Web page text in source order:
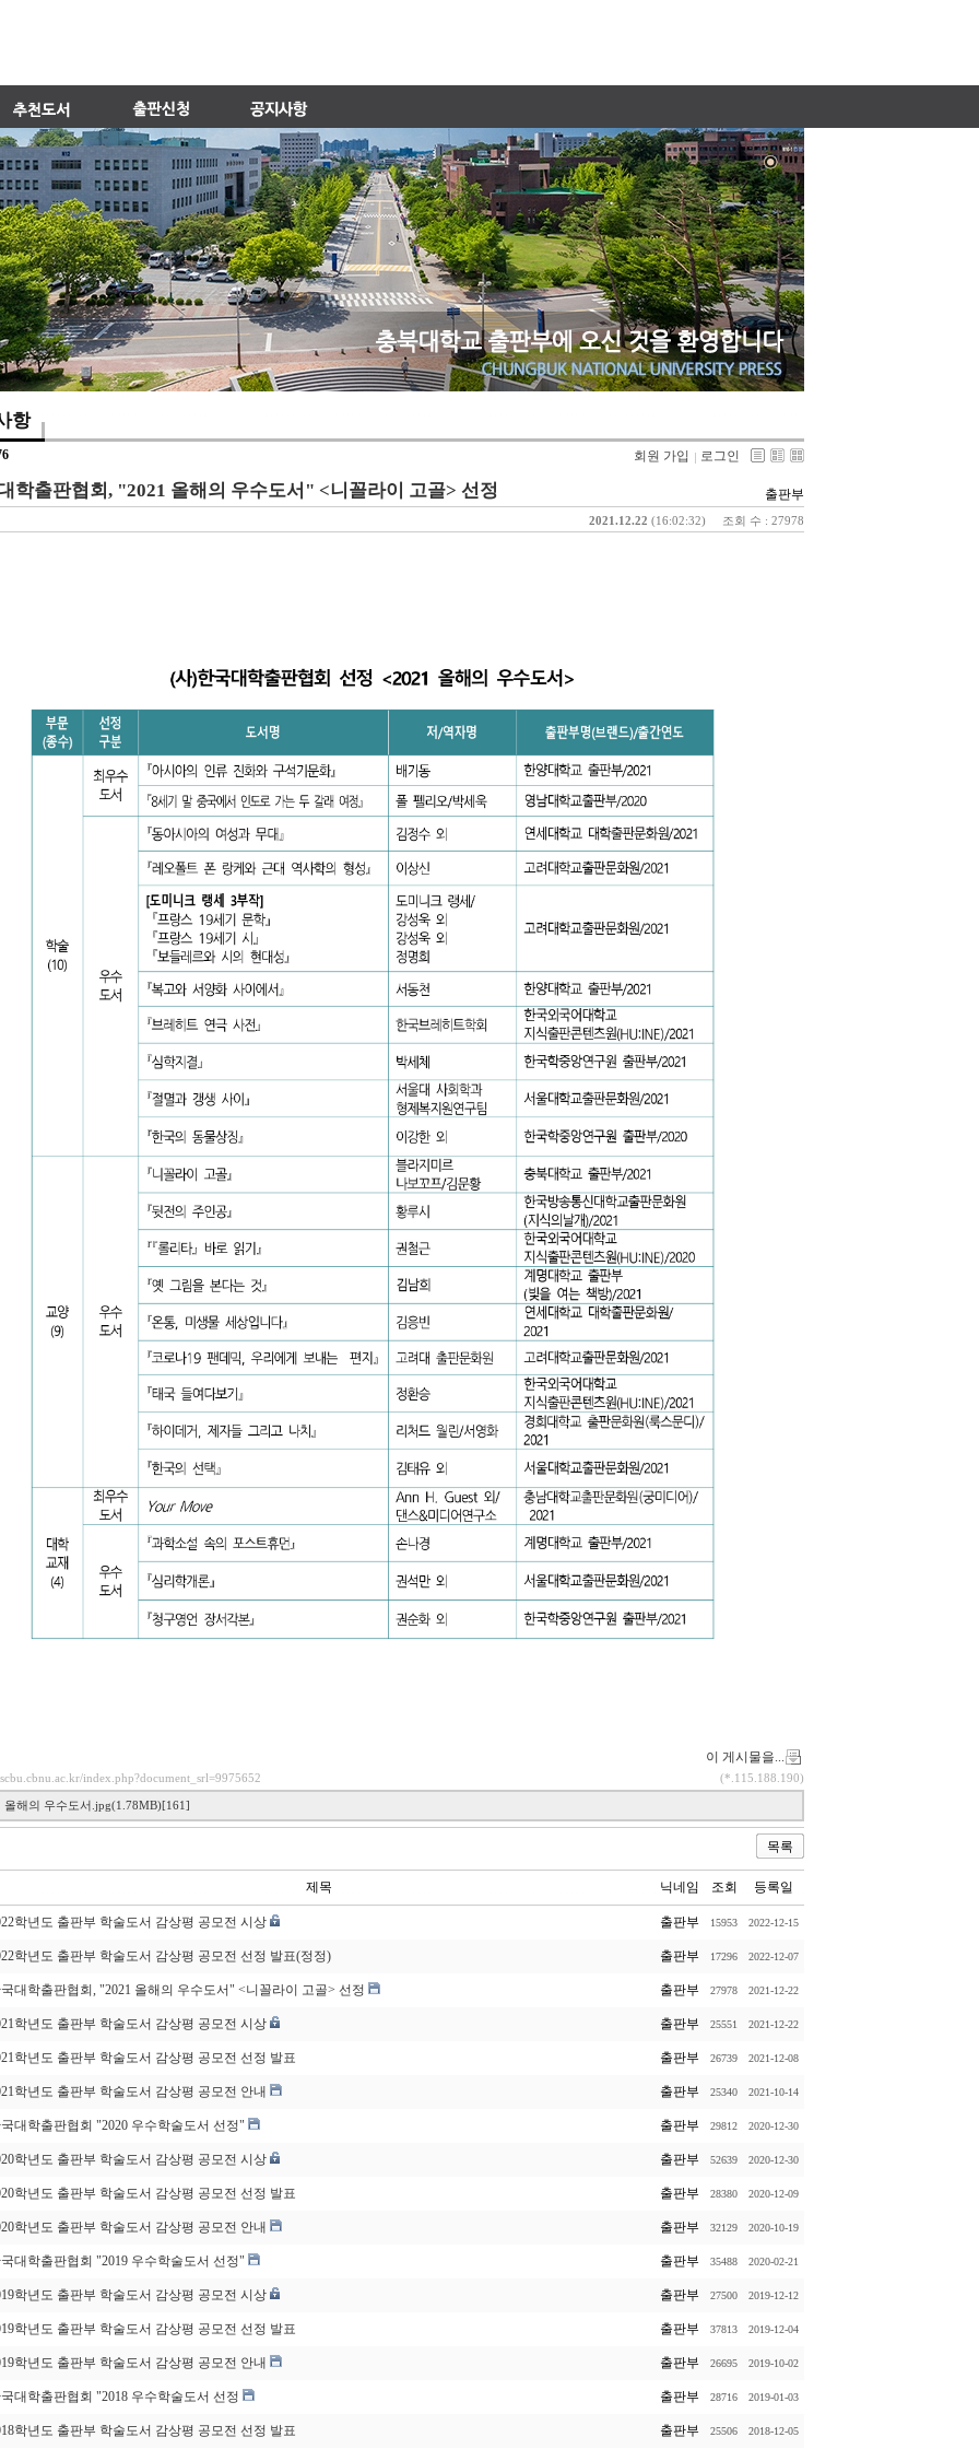
항
회원 가입 로그인
학출판협회, "2021 올해의 우수도서" <니꼴라이 고골> 선정 출판부
조회 수 : 27978
2021.12.22 (16:02:32)
이 게시물을...
index.php?document_srl=9975652 (*.115.188.190)
올해의 우수도서.jpg(1.78MB)[161]
목록
제목 닉네임 조회 등록일
학년도 출판부 학술도서 감상평 공모전 시상 출판부 15953 2022-12-15
학년도 출판부 학술도서 감상평 공모전 선정 발표(정정) 출판부 17296 2022-12-07
대학출판협회, "2021 올해의 우수도서" <니꼴라이 고골> 선정 출판부 27978 2021-12-22
학년도 출판부 학술도서 감상평 공모전 시상 출판부 25551 2021-12-22
학년도 출판부 학술도서 감상평 공모전 선정 발표 출판부 26739 2021-12-08
학년도 출판부 학술도서 감상평 공모전 안내 출판부 25340 2021-10-14
대학출판협회 "2020 우수학술도서 선정" 출판부 29812 2020-12-30
학년도 출판부 학술도서 감상평 공모전 시상 출판부 52639 2020-12-30
학년도 출판부 학술도서 감상평 공모전 선정 발표 출판부 28380 2020-12-09
학년도 출판부 학술도서 감상평 공모전 안내 출판부 32129 2020-10-19
대학출판협회 "2019 우수학술도서 선정" 출판부 35488 2020-02-21
학년도 출판부 학술도서 감상평 공모전 시상 출판부 27500 2019-12-12
학년도 출판부 학술도서 감상평 공모전 선정 발표 출판부 37813 2019-12-04
학년도 출판부 학술도서 감상평 공모전 안내 출판부 26695 2019-10-02
대학출판협회 "2018 우수학술도서 선정 출판부 28716 2019-01-03
학년도 출판부 학술도서 감상평 공모전 선정 발표 출판부 25506 2018-12-05